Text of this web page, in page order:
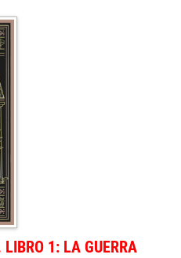
LIBRO 1: LA GUERRA